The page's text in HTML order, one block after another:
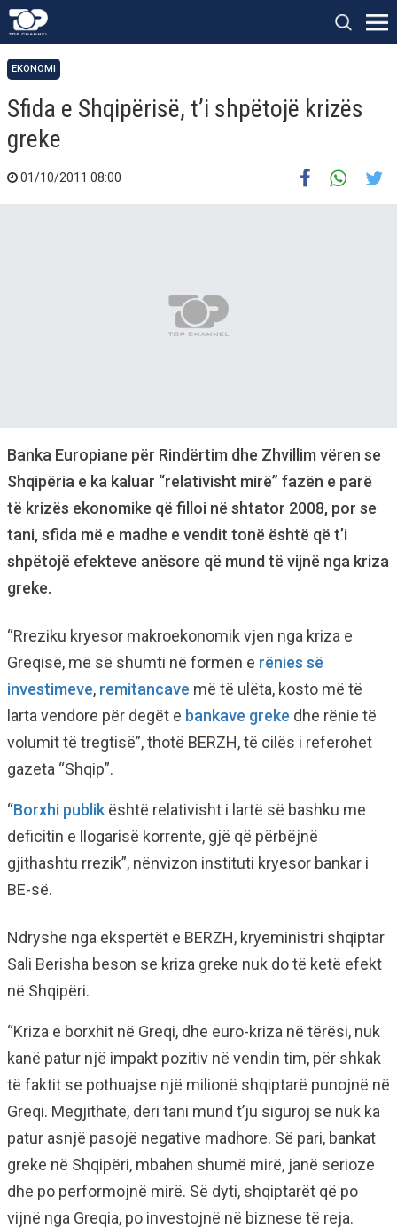
EKONOMI
Sfida e Shqipërisë, t’i shpëtojë krizës
greke
01/10/2011 08:00
Banka Europiane për Rindërtim dhe Zhvillim vëren se
Shqipëria e ka kaluar “relativisht mirë” fazën e parë
të krizës ekonomike që filloi në shtator 2008, por se
tani, sfida më e madhe e vendit tonë është që t’i
shpëtojë efekteve anësore që mund të vijnë nga kriza
greke.
“Rreziku kryesor makroekonomik vjen nga kriza e
Greqisë, më së shumti në formën e rënies së
investimeve, remitancave më të ulëta, kosto më të
larta vendore për degët e bankave greke dhe rënie të
volumit të tregtisë”, thotë BERZH, të cilës i referohet
gazeta “Shqip”.
“Borxhi publik është relativisht i lartë së bashku me
deficitin e llogarisë korrente, gjë që përbëjnë
gjithashtu rrezik”, nënvizon instituti kryesor bankar i
BE-së.
Ndryshe nga ekspertët e BERZH, kryeministri shqiptar
Sali Berisha beson se kriza greke nuk do të ketë efekt
në Shqipëri.
“Kriza e borxhit në Greqi, dhe euro-kriza në tërësi, nuk
kanë patur një impakt pozitiv në vendin tim, për shkak
të faktit se pothuajse një milionë shqiptarë punojnë në
Greqi. Megjithatë, deri tani mund t’ju siguroj se nuk ka
patur asnjë pasojë negative madhore. Së pari, bankat
greke në Shqipëri, mbahen shumë mirë, janë serioze
dhe po performojnë mirë. Së dyti, shqiptarët që po
vijnë nga Greqia, po investojnë në biznese të reja.